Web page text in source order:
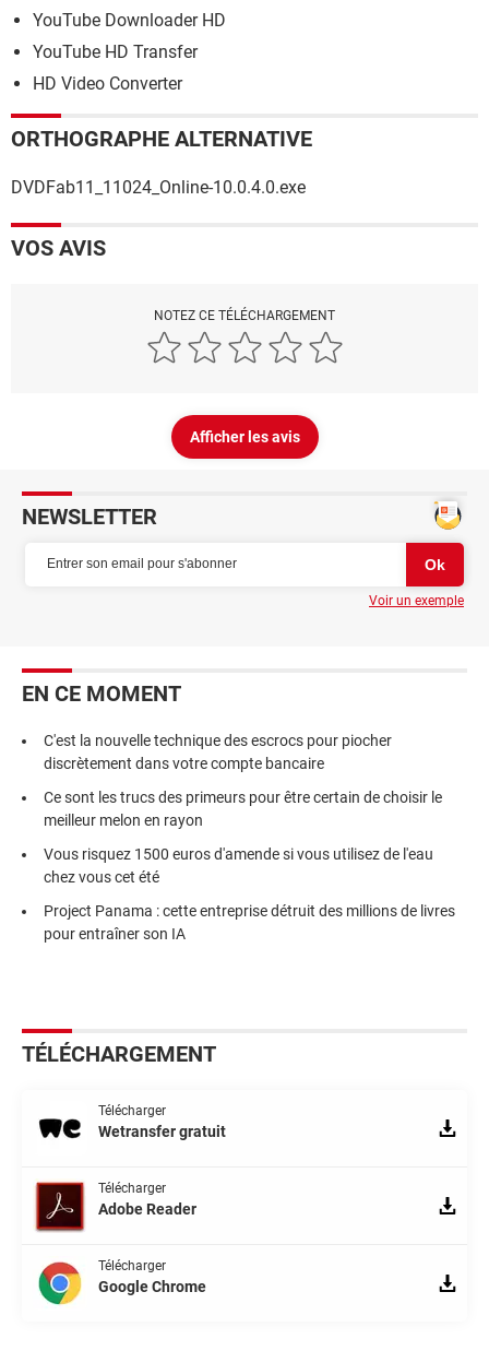
YouTube Downloader HD
YouTube HD Transfer
HD Video Converter
ORTHOGRAPHE ALTERNATIVE
DVDFab11_11024_Online-10.0.4.0.exe
VOS AVIS
NOTEZ CE TÉLÉCHARGEMENT
Afficher les avis
NEWSLETTER
Voir un exemple
EN CE MOMENT
C'est la nouvelle technique des escrocs pour piocher
discrètement dans votre compte bancaire
Ce sont les trucs des primeurs pour être certain de choisir le
meilleur melon en rayon
Vous risquez 1500 euros d'amende si vous utilisez de l'eau
chez vous cet été
Project Panama : cette entreprise détruit des millions de livres
pour entraîner son IA
TÉLÉCHARGEMENT
Télécharger
Wetransfer gratuit
Télécharger
Adobe Reader
Télécharger
Google Chrome